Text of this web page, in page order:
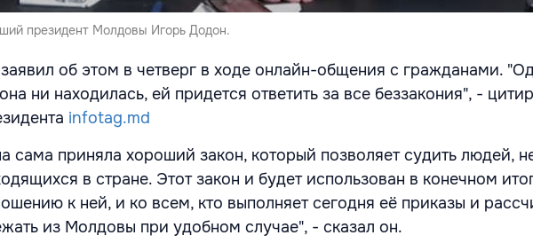
президент Молдовы Игорь Додон.
об этом в четверг в ходе онлайн-общения с гражданами.
ни находилась, ей придется ответить за все беззакония", -
infotag.md
сама приняла хороший закон, который позволяет судить людей,
в стране. Этот закон и будет использован в конечном
к ней, и ко всем, кто выполняет сегодня её приказы и
из Молдовы при удобном случае", - сказал он.